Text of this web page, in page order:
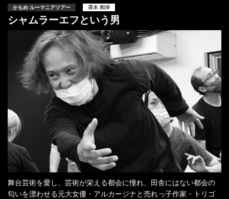
かもめ ルーマニアツアー 斉木 和洋
シャムラーエフという男
舞台芸術を愛し、芸術が栄える都会に憧れ、田舎にはない都会の
匂いを漂わせる元大女優・アルカージナと売れっ子作家・トリゴ